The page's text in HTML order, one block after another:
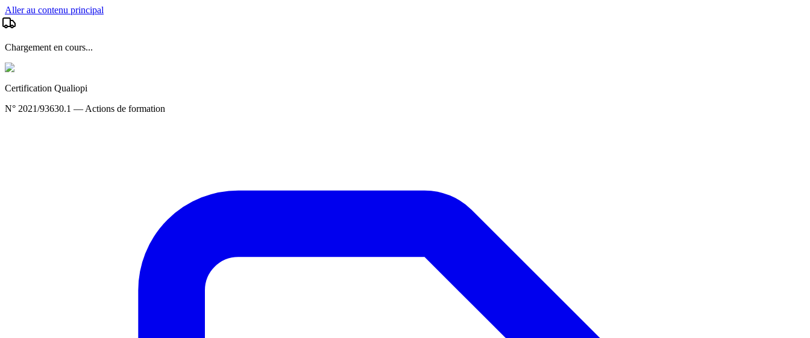
Aller au contenu principal
Chargement en cours...
Certification Qualiopi
N° 2021/93630.1 — Actions de formation